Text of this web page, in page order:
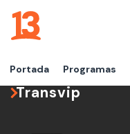
Portada Programas
Transvip